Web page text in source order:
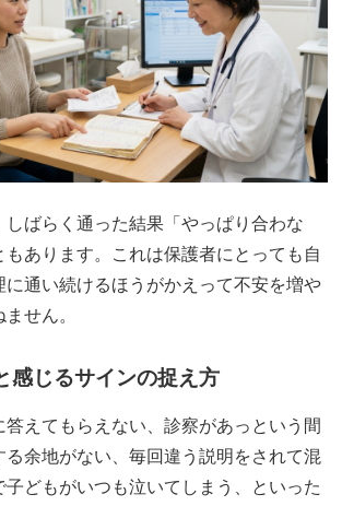
しばらく通った結果「やっぱり合わな
もあります。これは保護者にとっても自
に通い続けるほうがかえって不安を増や
せん。
感じるサインの捉え方
答えてもらえない、診察があっという間
る余地がない、毎回違う説明をされて混
どもがいつも泣いてしまう、といった